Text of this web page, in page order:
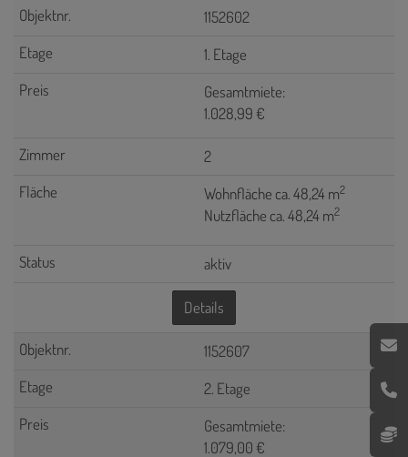
1152602
1. Etage
Gesamtmiete:
1.028,99 €
2
Wohnfläche ca. 48,24 m2
Nutzfläche ca. 48,24 m2
aktiv
Details
1152607
2. Etage
Gesamtmiete:
1.079,00 €